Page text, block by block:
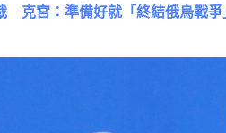
克宮：準備好就「終結俄烏戰爭